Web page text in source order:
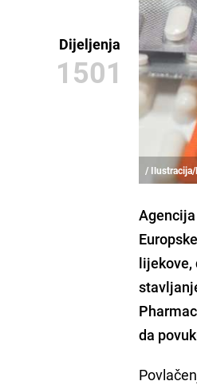
Dijeljenja
1501
/
lijekove,
da